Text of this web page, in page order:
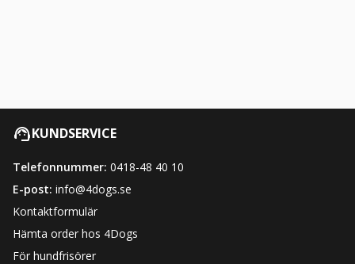
KUNDSERVICE
Telefonnummer: 0418-48 40 10
E-post: info@4dogs.se
Kontaktformulär
Hämta order hos 4Dogs
För hundfrisörer